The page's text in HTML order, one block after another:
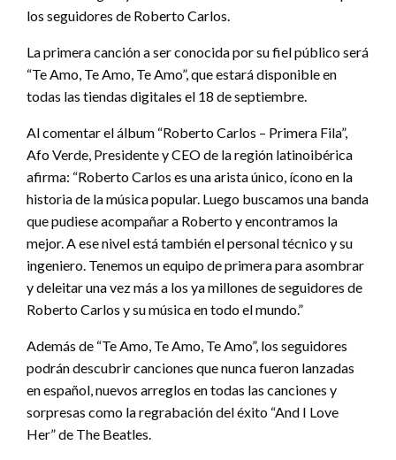
los seguidores de Roberto Carlos.
La primera canción a ser conocida por su fiel público será
“Te Amo, Te Amo, Te Amo”, que estará disponible en
todas las tiendas digitales el 18 de septiembre.
Al comentar el álbum “Roberto Carlos – Primera Fila”,
Afo Verde, Presidente y CEO de la región latinoibérica
afirma: “Roberto Carlos es una arista único, ícono en la
historia de la música popular. Luego buscamos una banda
que pudiese acompañar a Roberto y encontramos la
mejor. A ese nivel está también el personal técnico y su
ingeniero. Tenemos un equipo de primera para asombrar
y deleitar una vez más a los ya millones de seguidores de
Roberto Carlos y su música en todo el mundo.”
Además de “Te Amo, Te Amo, Te Amo”, los seguidores
podrán descubrir canciones que nunca fueron lanzadas
en español, nuevos arreglos en todas las canciones y
sorpresas como la regrabación del éxito “And I Love
Her” de The Beatles.